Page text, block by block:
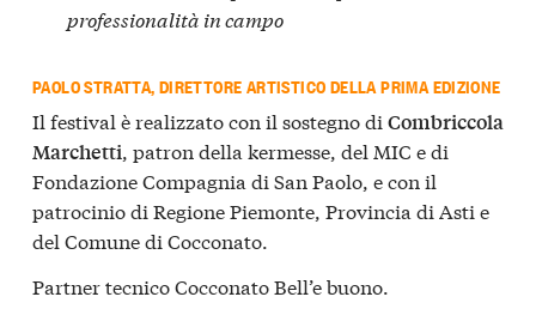
professionalità in campo
PAOLO STRATTA, DIRETTORE ARTISTICO DELLA PRIMA EDIZIONE
Il festival è realizzato con il sostegno di Combriccola
Marchetti, patron della kermesse, del MIC e di
Fondazione Compagnia di San Paolo, e con il
patrocinio di Regione Piemonte, Provincia di Asti e
del Comune di Cocconato.
Partner tecnico Cocconato Bell’e buono.